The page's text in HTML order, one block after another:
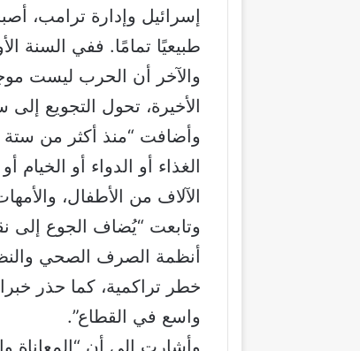
إسرائيل وإدارة ترامب،
طبيعيًا تمامًا. ففي السنة
والآخر أن الحرب ليست
الأخيرة، تحول التجويع
وأضافت “منذ أكثر من
الغذاء أو الدواء أو
الآلاف من الأطفال،
وتابعت “يُضاف الجوع إلى
أنظمة الصرف الصحي
خطر تراكمية، كما حذر
واسع في القطاع”.
وأشارت إلى أن “المعاناة